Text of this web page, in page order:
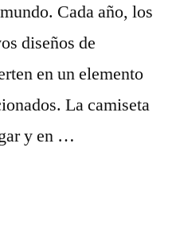
Cada año, los
diseños de
en un elemento
La camiseta
y en …